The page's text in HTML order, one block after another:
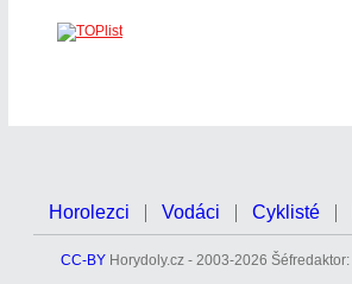
Horolezci Vodáci Cyklisté
CC-BY Horydoly.cz - 2003-2026 Šéfredaktor: